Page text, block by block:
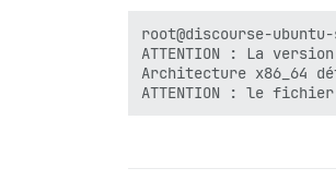
root@discourse-
ATTENTION : La
Architecture x86_64